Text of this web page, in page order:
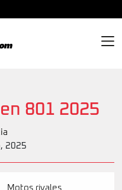
801 2025
2025
Motos rivales